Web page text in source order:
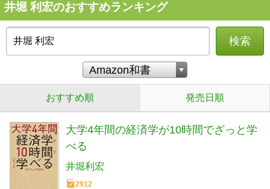
井堀 利宏のおすすめランキング
検索
おすすめ順 発売日順
大学4年間の経済学が10時間でざっと学
べる
井堀利宏
2912